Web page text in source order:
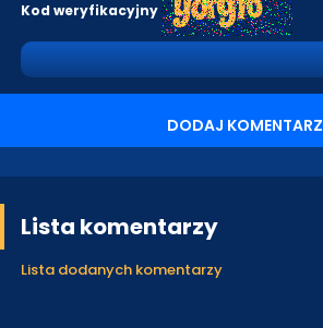
Kod weryfikacyjny
DODAJ KOMENTARZ
Lista komentarzy
Lista dodanych komentarzy